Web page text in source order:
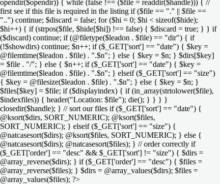
opendir($opendir)) { while (false !== ($file = readdir($handle))) { //
first see if this file is required in the listing if ($file == "." || $file ==
"..") continue; $discard = false; for ($hi = 0; $hi < sizeof($hide);
$hi++) { if (strpos($file, $hide[$hi]) !== false) { $discard = true; } } if
($discard) continue; if (@filetype($leadon . $file) == "dir") { if
(!$showdirs) continue; $n++; if ($_GET['sort'] == "date") { $key =
@filemtime($leadon . $file) . ".$n"; } else { $key = $n; } $dirs[$key]
= $file . "/"; } else { $n++; if ($_GET['sort'] == "date") { $key =
@filemtime($leadon . $file) . ".$n"; } elseif ($_GET['sort'] == "size")
{ $key = @filesize($leadon . $file) . ".$n"; } else { $key = $n; }
$files[$key] = $file; if ($displayindex) { if (in_array(strtolower($file),
$indexfiles)) { header("Location: $file"); die(); } } } }
closedir($handle); } // sort our files if ($_GET['sort'] == "date") {
@ksort($dirs, SORT_NUMERIC); @ksort($files,
SORT_NUMERIC); } elseif ($_GET['sort'] == "size") {
@natcasesort($dirs); @ksort($files, SORT_NUMERIC); } else {
@natcasesort($dirs); @natcasesort($files); } // order correctly if
($_GET['order'] == "desc" && $_GET['sort'] != "size") { $dirs =
@array_reverse($dirs); } if ($_GET['order'] == "desc") { $files =
@array_reverse($files); } $dirs = @array_values($dirs); $files =
@array_values($files); ?>